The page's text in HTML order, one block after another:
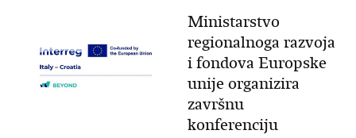
Ministarstvo
regionalnoga razvoja
i fondova Europske
unije organizira
završnu
konferenciju